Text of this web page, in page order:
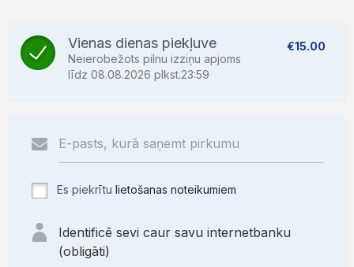
€15.00
Vienas dienas piekļuve
Neierobežots pilnu izziņu apjoms
līdz 08.08.2026 plkst.23:59
Es piekrītu lietošanas noteikumiem
Identificē sevi caur savu internetbanku
(obligāti)